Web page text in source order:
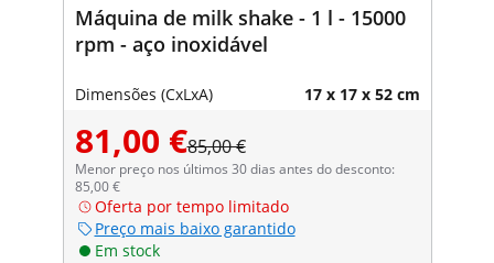
Máquina de milk shake - 1 l - 15000
rpm - aço inoxidável
Dimensões (CxLxA) 17 x 17 x 52 cm
81,00 €85,00 €
Menor preço nos últimos 30 dias antes do desconto:
85,00 €
Oferta por tempo limitado
Preço mais baixo garantido
Em stock